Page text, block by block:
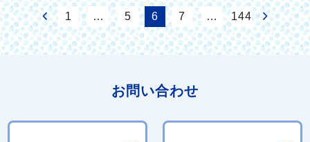
1 … 5 6 7 … 144
お問い合わせ